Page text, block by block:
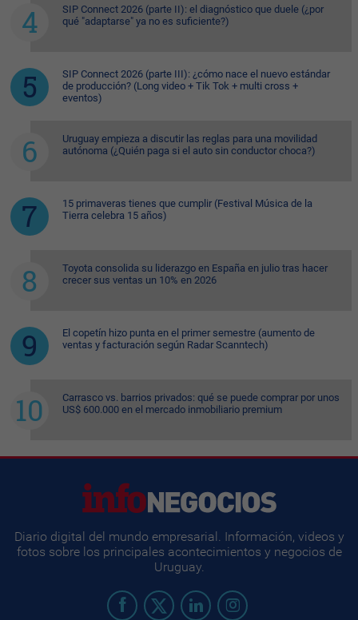
SIP Connect 2026 (parte II): el diagnóstico que duele (¿por
qué "adaptarse" ya no es suficiente?)
SIP Connect 2026 (parte III): ¿cómo nace el nuevo estándar
de producción? (Long video + Tik Tok + multi cross +
eventos)
Uruguay empieza a discutir las reglas para una movilidad
autónoma (¿Quién paga si el auto sin conductor choca?)
15 primaveras tienes que cumplir (Festival Música de la
Tierra celebra 15 años)
Toyota consolida su liderazgo en España en julio tras hacer
crecer sus ventas un 10% en 2026
El copetín hizo punta en el primer semestre (aumento de
ventas y facturación según Radar Scanntech)
Carrasco vs. barrios privados: qué se puede comprar por unos
US$ 600.000 en el mercado inmobiliario premium
Diario digital del mundo empresarial. Información, videos y
fotos sobre los principales acontecimientos y negocios de
Uruguay.